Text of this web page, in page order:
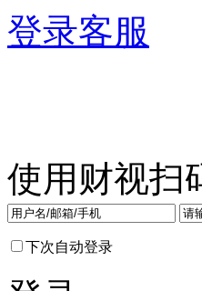
登录客服
使用财视扫
下次自动登录